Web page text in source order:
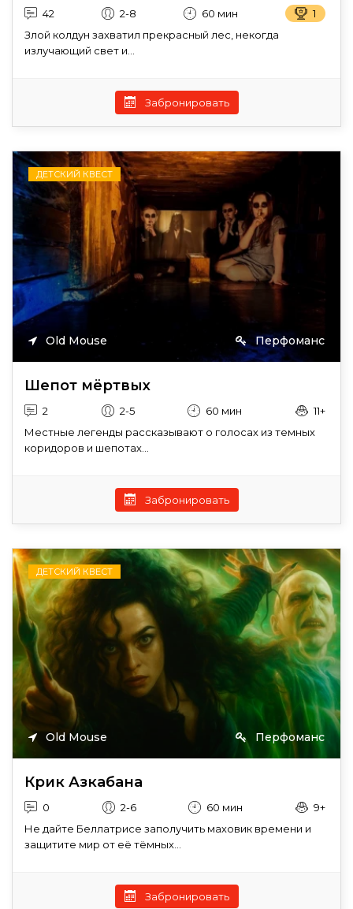
42 2-8 60 мин
1
Злой колдун захватил прекрасный лес, некогда
излучающий свет и...
Забронировать
ДЕТСКИЙ КВЕСТ
Old Mouse Перфоманс
Шепот мёртвых
2 2-5 60 мин
11+
Местные легенды рассказывают о голосах из темных
коридоров и шепотах...
Забронировать
ДЕТСКИЙ КВЕСТ
Old Mouse Перфоманс
Крик Азкабана
0 2-6 60 мин
9+
Не дайте Беллатрисе заполучить маховик времени и
защитите мир от её тёмных...
Забронировать